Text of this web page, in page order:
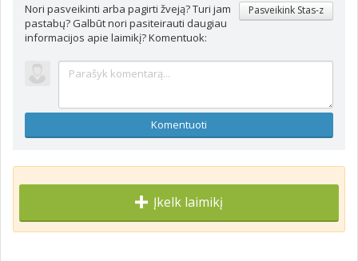
Nori pasveikinti arba pagirti žveją? Turi jam
pastabų? Galbūt nori pasiteirauti daugiau
informacijos apie laimikį? Komentuok:
Pasveikink Stas-z
Komentuoti
Įkelk laimikį